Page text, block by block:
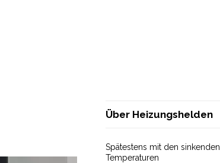
Über Heizungshelden
Spätestens mit den sinkenden
Temperaturen